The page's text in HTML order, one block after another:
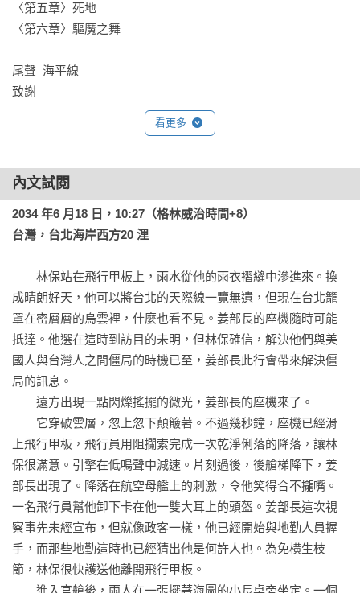
本書特色
史塔萊迪曾擔任北約（NATO）歐洲盟軍最高統帥、親自指
揮航空母艦打擊群，非常熟知美國的地緣戰略風險。阿克曼則
推演。兩位作者的生平經歷，大大增加了小說的真實性與可信
2. 巧妙整合虛實人物，海戰Ｘ空戰Ｘ電子戰Ｘ局部核戰，
輪番上演！
小說融合了真實事件與虛構情節，作者必須不斷因應時事
機暗殺伊朗軍事指揮官蘇萊曼尼，都導致作者多次更動小說設
計。而作者筆下的各式武器，背後也皆有真實依據。
3. 年份設定引發美國軍方、媒體的激烈爭論
小說原本設定在2050年，但寫作過程中，中美關係不斷惡
化，因此開戰日期不斷推前到2034年。出版後，美國前國防部
長和不少美國軍官甚至認為，中美在2024年或2026年就會開
打。作者也坦言：「我們認為戰爭可能會在更短時間內爆發，
而我們寫作的目的就是要竭盡全力避免下一次世界大戰。」
4. 警示中美台關係未來走向
作者透過小說，回答了至今困擾許多讀者的問題：
＃美國設定的第三次世界大戰「動武紅線」有哪些？
＃中共犯台，美國會出兵嗎？
＃什麼是「新型態」戰爭？中國的人工智慧、網路攻擊、
軍事衛星能力，有可能超越美國嗎？
〈第五章〉死地
〈第六章〉驅魔之舞
尾聲  海平線
致謝
看更多
內文試閱
2034 年6 月18 日，10:27（格林威治時間+8）
台灣，台北海岸西方20 浬
林保站在飛行甲板上，雨水從他的雨衣褶縫中滲進來。換
成晴朗好天，他可以將台北的天際線一覽無遺，但現在台北籠
罩在密層層的烏雲裡，什麼也看不見。姜部長的座機隨時可能
抵達。他選在這時到訪目的未明，但林保確信，解決他們與美
國人與台灣人之間僵局的時機已至，姜部長此行會帶來解決僵
局的訊息。
遠方出現一點閃爍搖擺的微光，姜部長的座機來了。
它穿破雲層，忽上忽下顛簸著。不過幾秒鐘，座機已經滑
上飛行甲板，飛行員用阻攔索完成一次乾淨俐落的降落，讓林
保很滿意。引擎在低鳴聲中減速。片刻過後，後艙梯降下，姜
部長出現了。降落在航空母艦上的刺激，令他笑得合不攏嘴。
一名飛行員幫他卸下卡在他一雙大耳上的頭盔。姜部長這次視
察事先未經宣布，但就像政客一樣，他已經開始與地勤人員握
手，而那些地勤這時也已經猜出他是何許人也。為免橫生枝
節，林保很快護送他離開飛行甲板。